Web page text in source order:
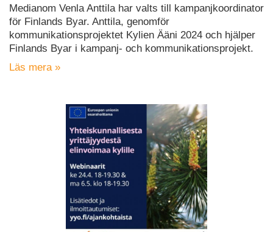
Medianom Venla Anttila har valts till kampanjkoordinator
för Finlands Byar. Anttila, genomför
kommunikationsprojektet Kylien Ääni 2024 och hjälper
Finlands Byar i kampanj- och kommunikationsprojekt.
Läs mera »